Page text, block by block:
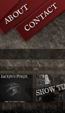
ABOUTCONTACT